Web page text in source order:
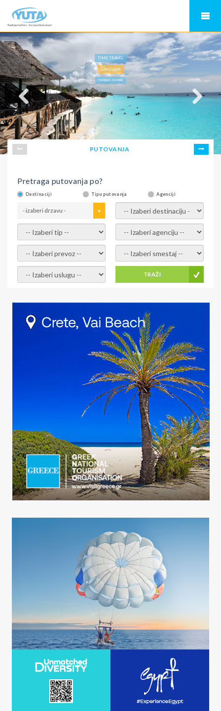
TIME TRAVEL
ZANZIBAR
TANZANIJA - ZANZIBAR
PUTOVANJA
Pretraga putovanja po?
Destinaciji Tipu putovanja Agenciji
- izaberi drzavu - - izaberi destinaciju -
- izaberi tip - - izaberi agenciju -
- izaberi prevoz - - Izaberite smestaj -
- Izaberite uslugu - TRAŽI